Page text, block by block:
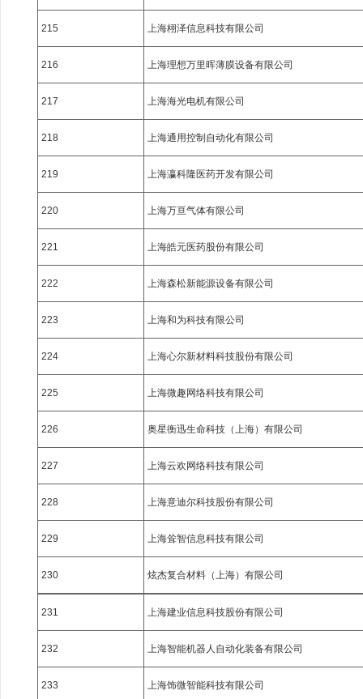
215 上海栩泽信息科技有限公司
216 上海理想万里晖薄膜设备有限公司
217 上海海光电机有限公司
218 上海通用控制自动化有限公司
219 上海瀛科隆医药开发有限公司
220 上海万亘气体有限公司
221 上海皓元医药股份有限公司
222 上海森松新能源设备有限公司
223 上海和为科技有限公司
224 上海心尔新材料科技股份有限公司
225 上海微趣网络科技有限公司
226 奥星衡迅生命科技（上海）有限公司
227 上海云欢网络科技有限公司
228 上海意迪尔科技股份有限公司
229 上海耸智信息科技有限公司
230 炫杰复合材料（上海）有限公司
231 上海建业信息科技股份有限公司
232 上海智能机器人自动化装备有限公司
233 上海饰微智能科技有限公司